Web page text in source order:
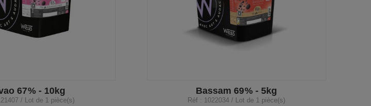
67% - 10kg
/ Lot de 1 pièce(s)
Bassam 69% - 5kg
Réf : 1022034 / Lot de 1 pièce(s)